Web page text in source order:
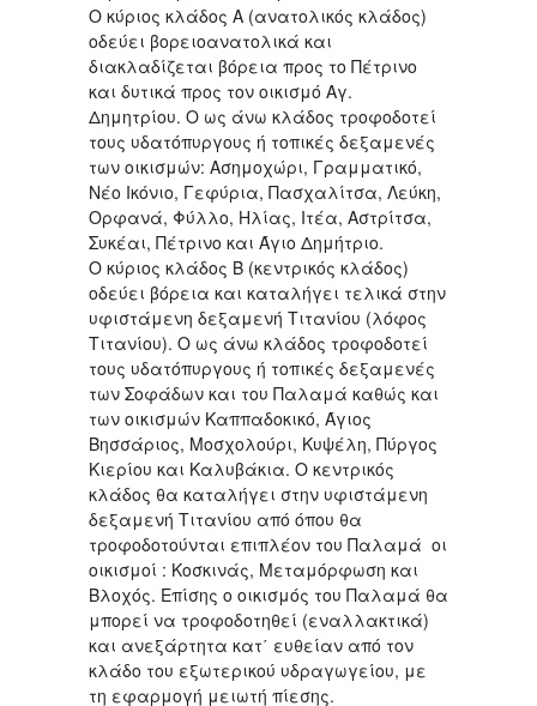
Ο κύριος κλάδος Α (ανατολικός κλάδος)
οδεύει βορειοανατολικά και
διακλαδίζεται βόρεια προς το Πέτρινο
και δυτικά προς τον οικισμό Αγ.
Δημητρίου. Ο ως άνω κλάδος τροφοδοτεί
τους υδατόπυργους ή τοπικές δεξαμενές
των οικισμών: Ασημοχώρι, Γραμματικό,
Νέο Ικόνιο, Γεφύρια, Πασχαλίτσα, Λεύκη,
Ορφανά, Φύλλο, Ηλίας, Ιτέα, Αστρίτσα,
Συκέαι, Πέτρινο και Άγιο Δημήτριο.
Ο κύριος κλάδος Β (κεντρικός κλάδος)
οδεύει βόρεια και καταλήγει τελικά στην
υφιστάμενη δεξαμενή Τιτανίου (λόφος
Τιτανίου). Ο ως άνω κλάδος τροφοδοτεί
τους υδατόπυργους ή τοπικές δεξαμενές
των Σοφάδων και του Παλαμά καθώς και
των οικισμών Καππαδοκικό, Άγιος
Βησσάριος, Μοσχολούρι, Κυψέλη, Πύργος
Κιερίου και Καλυβάκια. Ο κεντρικός
κλάδος θα καταλήγει στην υφιστάμενη
δεξαμενή Τιτανίου από όπου θα
τροφοδοτούνται επιπλέον του Παλαμά οι
οικισμοί : Κοσκινάς, Μεταμόρφωση και
Βλοχός. Επίσης ο οικισμός του Παλαμά θα
μπορεί να τροφοδοτηθεί (εναλλακτικά)
και ανεξάρτητα κατ΄ ευθείαν από τον
κλάδο του εξωτερικού υδραγωγείου, με
τη εφαρμογή μειωτή πίεσης.